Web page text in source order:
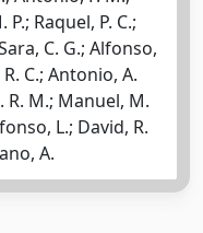
Raquel, P. C.;
C. G.; Alfonso,
C.; Antonio, A.
R. M.; Manuel, M.
L.; David, R.
A.